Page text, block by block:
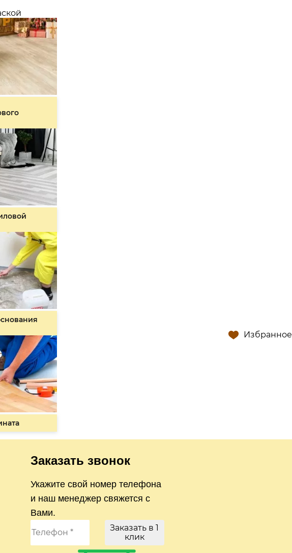
Заказать звонок
Укажите свой номер телефона
и наш менеджер свяжется с
Вами.
Заказать в 1
клик
Избранное